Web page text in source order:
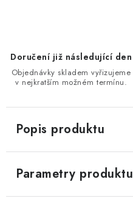
Doručení již následující den
Objednávky skladem vyřizujeme
v nejkratším možném termínu.
Popis produktu
Parametry produktu